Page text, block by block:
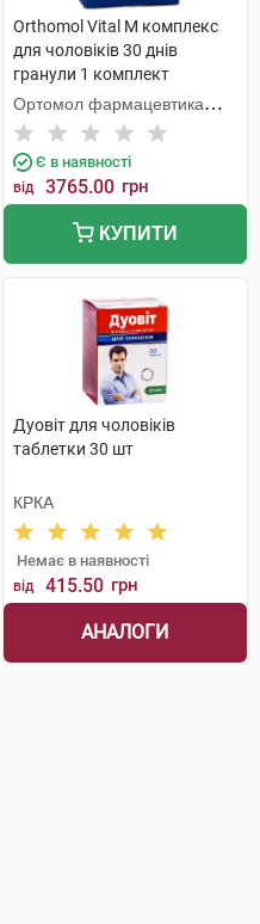
Orthomol Vital M комплекс
для чоловіків 30 днів
гранули 1 комплект
Ортомол фармацевтика
Вертрібс ГмбХ
Є в наявності
від 3765.00 грн
КУПИТИ
Дуовіт для чоловіків
таблетки 30 шт
КРКА
Немає в наявності
від 415.50 грн
АНАЛОГИ